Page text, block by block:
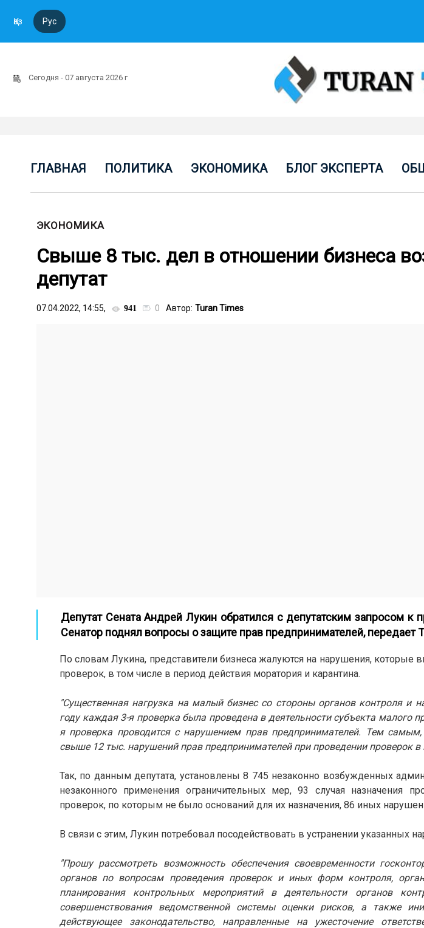
Қаз Рус
Сегодня - 07 августа 2026 г
ГЛАВНАЯ ПОЛИТИКА ЭКОНОМИКА БЛОГ ЭКСПЕРТА
ЭКОНОМИКА
Свыше 8 тыс. дел в отношении бизнеса
депутат
07.04.2022, 14:55, 941 0 Автор: Turan Times
Депутат Сената Андрей Лукин обратился с депутатским запросом к
Сенатор поднял вопросы о защите прав предпринимателей, передает
По словам Лукина, представители бизнеса жалуются на нарушения, которые
проверок, в том числе в период действия моратория и карантина.
"Существенная нагрузка на малый бизнес со стороны органов контроля и
году каждая 3-я проверка была проведена в деятельности субъекта малого
я проверка проводится с нарушением прав предпринимателей. Тем
свыше 12 тыс. нарушений прав предпринимателей при проведении проверок в
Так, по данным депутата, установлены 8 745 незаконно возбужденных
незаконного применения ограничительных мер, 93 случая назначения
проверок, по которым не было оснований для их назначения, 86 иных
В связи с этим, Лукин потребовал посодействовать в устранении указанных
"Прошу рассмотреть возможность обеспечения своевременности
органов по вопросам проведения проверок и иных форм контроля,
планирования контрольных мероприятий в деятельности органов
совершенствования ведомственной системы оценки рисков, а также
действующее законодательство, направленные на ужесточение